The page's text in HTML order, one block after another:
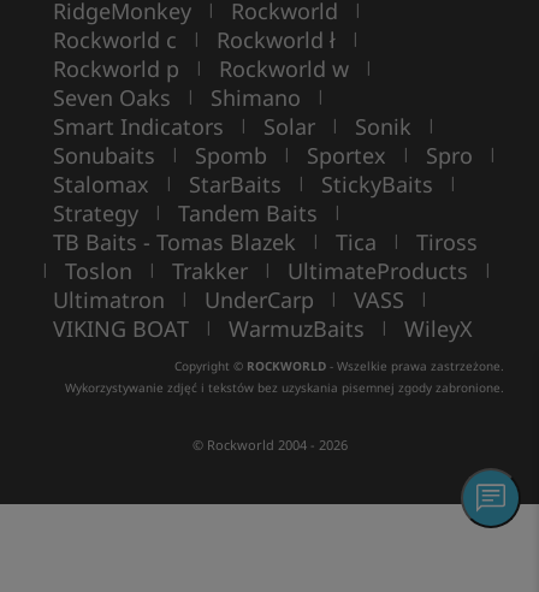
RidgeMonkey | Rockworld |
Rockworld c | Rockworld ł |
Rockworld p | Rockworld w |
Seven Oaks | Shimano |
Smart Indicators | Solar | Sonik |
Sonubaits | Spomb | Sportex | Spro |
Stalomax | StarBaits | StickyBaits |
Strategy | Tandem Baits |
TB Baits - Tomas Blazek | Tica | Tiross
| Toslon | Trakker | UltimateProducts |
Ultimatron | UnderCarp | VASS |
VIKING BOAT | WarmuzBaits | WileyX
Copyright © ROCKWORLD - Wszelkie prawa zastrzeżone.
Wykorzystywanie zdjęć i tekstów bez uzyskania pisemnej zgody zabronione.
© Rockworld 2004 - 2026